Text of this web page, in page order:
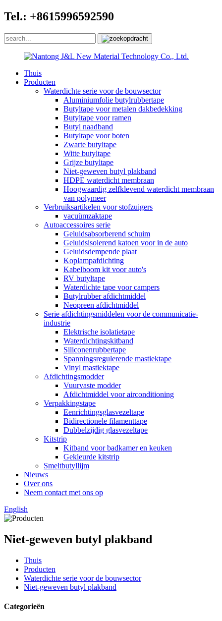
Tel.: +8615996592590
Thuis
Producten
Waterdichte serie voor de bouwsector
Aluminiumfolie butylrubbertape
Butyltape voor metalen dakbedekking
Butyltape voor ramen
Butyl naadband
Butyltape voor boten
Zwarte butyltape
Witte butyltape
Grijze butyltape
Niet-geweven butyl plakband
HDPE waterdicht membraan
Hoogwaardig zelfklevend waterdicht membraan
van polymeer
Verbruiksartikelen voor stofzuigers
vacuümzaktape
Autoaccessoires serie
Geluidsabsorberend schuim
Geluidsisolerend katoen voor in de auto
Geluidsdempende plaat
Koplampafdichting
Kabelboom kit voor auto's
RV butyltape
Waterdichte tape voor campers
Butylrubber afdichtmiddel
Neopreen afdichtmiddel
Serie afdichtingsmiddelen voor de communicatie-
industrie
Elektrische isolatietape
Waterdichtingskitband
Siliconenrubbertape
Spanningsregulerende mastiektape
Vinyl mastiektape
Afdichtingsmodder
Vuurvaste modder
Afdichtmiddel voor airconditioning
Verpakkingstape
Eenrichtingsglasvezeltape
Bidirectionele filamenttape
Dubbelzijdig glasvezeltape
Kitstrip
Kitband voor badkamer en keuken
Gekleurde kitstrip
Smeltbutyllijm
Nieuws
Over ons
Neem contact met ons op
English
Niet-geweven butyl plakband
Thuis
Producten
Waterdichte serie voor de bouwsector
Niet-geweven butyl plakband
Categorieën